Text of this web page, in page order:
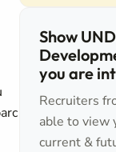
Show
you are
Recruiters
able to view
current &